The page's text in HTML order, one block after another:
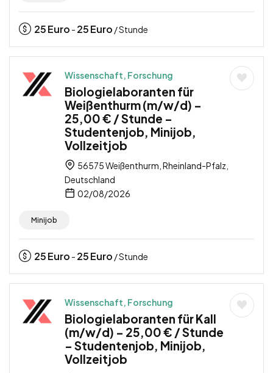
25Euro - 25Euro / Stunde
Wissenschaft, Forschung
Biologielaboranten für
Weißenthurm (m/w/d) –
25,00 € / Stunde –
Studentenjob, Minijob,
Vollzeitjob
56575 Weißenthurm, Rheinland-Pfalz,
Deutschland
02/08/2026
Minijob
25Euro - 25Euro / Stunde
Wissenschaft, Forschung
Biologielaboranten für Kall
(m/w/d) – 25,00 € / Stunde
– Studentenjob, Minijob,
Vollzeitjob